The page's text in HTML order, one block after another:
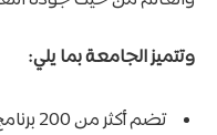
وتتميز الجامعة بما يلي:
تضم أكثر من 200 برنامج دراسي.